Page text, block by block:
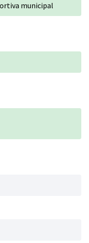
municipal